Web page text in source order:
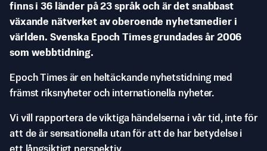
finns i 36 länder på 23 språk och är det snabbast
växande nätverket av oberoende nyhetsmedier i
världen. Svenska Epoch Times grundades år 2006
som webbtidning.
Epoch Times är en heltäckande nyhetstidning med
främst riksnyheter och internationella nyheter.
Vi vill rapportera de viktiga händelserna i vår tid, inte för
att de är sensationella utan för att de har betydelse i